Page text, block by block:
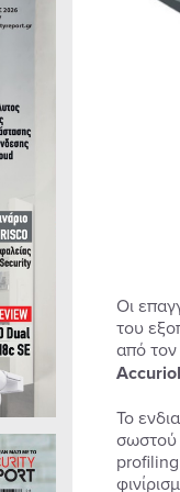
Οι
του
από
Το
σωστού
profiling